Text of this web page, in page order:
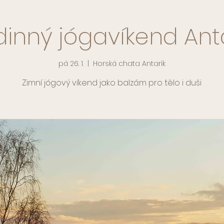
jógavíkend
pá 26. 1.
  |
Horská chata Antarik
Zimní jógový víkend jako balzám pro tělo i duši